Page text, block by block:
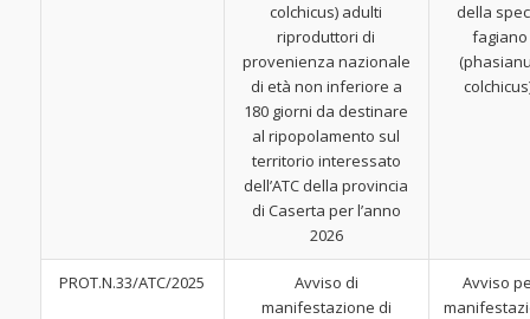
colchicus) adulti
riproduttori di
provenienza nazionale
di età non inferiore a
180 giorni da destinare
al ripopolamento sul
territorio interessato
dell’ATC della provincia
di Caserta per l’anno
2026
della
fagiano
PROT.N.33/ATC/2025
Avviso di
manifestazione di
Avviso